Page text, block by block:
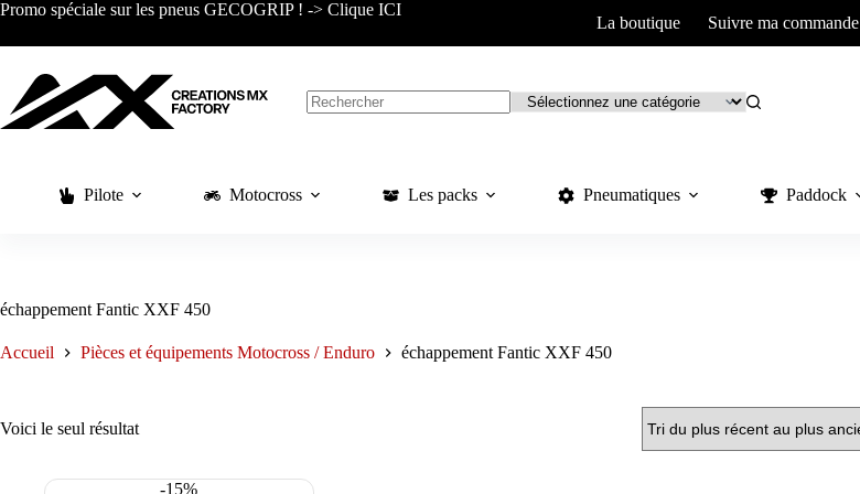
Passer
contenu
Promo spéciale sur les pneus GECOGRIP ! -> Clique ICI
La boutique Suivre ma commande
Pilote Motocross Les packs Pneumatiques Paddock
échappement Fantic XXF 450
Accueil Pièces et équipements Motocross / Enduro échappement Fantic XXF 450
Voici le seul résultat
-15%